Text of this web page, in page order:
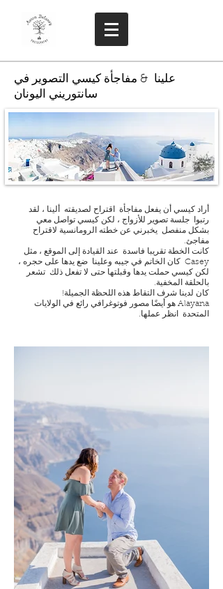
علينا & مفاجأة كيسي التصوير في
أراد كيسي أن يفعل مفاجأة اقتراح لصديقته
ألينا ، لقد
رتبوا
جلسة تصوير للأزواج ، لكن كيسي تواصل معي
بشكل منفصل يخبرني عن خطته الرومانسية لاقتراح
مفاجئ.
كانت الخطة تقريبا فاسدة عند القيادة إلى الموقع ، مثل
Casey كان الخاتم في جيبه وعلينا ضع يدها على حجره ،
لكن كيسي حملت يدها وقبلتها حتى لا تفعل ذلك تشعر
بالحلقة المخفية.
كان لدينا شرف التقاط هذه اللحظة الجميلة!
Alayana هو أيضًا مصور فوتوغرافي رائع في الولايات
المتحدة
انظر عملها.